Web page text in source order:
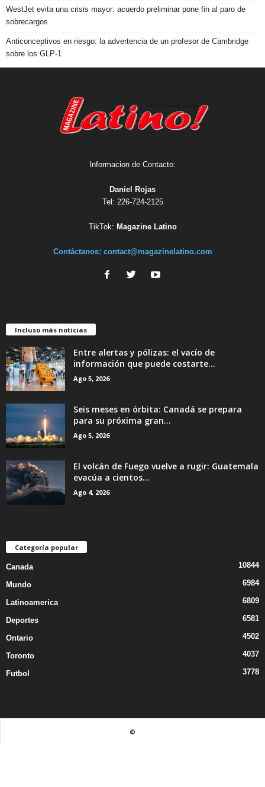
WestJet evita una crisis mayor: acuerdo preliminar pone fin al paro de
sobrecargos
Anticonceptivos en riesgo: la advertencia de un profesor de Cambridge
sobre los GLP-1
Informacion de Contacto:
Daniel Rojas
Tel: 226-724-2125
TikTok: Magazine Latino
Contáctanos: contact@magazinelatino.com
Incluso más noticias
Entre alertas y pólizas: el vacío de
información que puede costarte...
Ago 5, 2026
Seis meses en órbita: Canadá se prepara
para su próxima gran...
Ago 5, 2026
El volcán de Fuego vuelve a rugir: Guatemala
evacúa a cientos...
Ago 4, 2026
Categoría popular
Canada 10844
Mundo 6984
Latinoamerica 6809
Deportes 6581
Ontario 4502
Toronto 4037
Futbol 3778
©